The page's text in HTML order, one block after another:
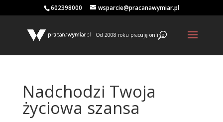
602398000 wsparcie@pracanawymiar.pl
Od 2008 roku pracuję online
Nadchodzi Twoja
życiowa szansa